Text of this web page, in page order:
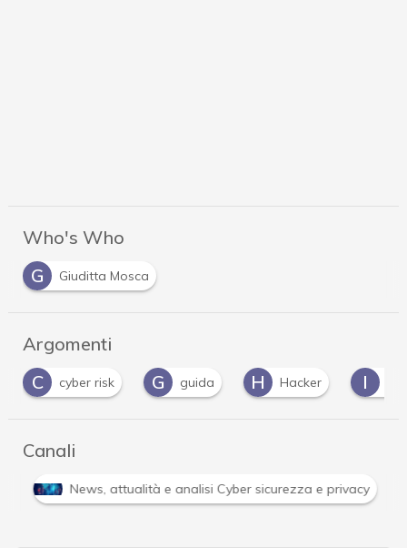
Who's Who
G
Giuditta Mosca
Argomenti
C
cyber risk G guida H Hacker I
Canali
News, attualità e analisi Cyber sicurezza e privacy